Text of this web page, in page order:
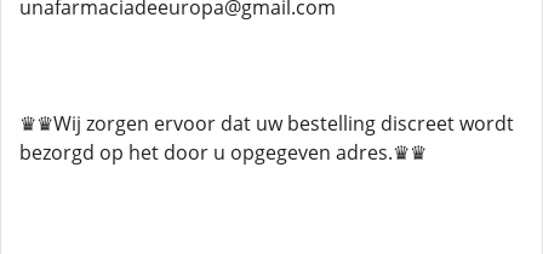
unafarmaciadeeuropa@gmail.com
♛♛Wij zorgen ervoor dat uw bestelling discreet wordt
bezorgd op het door u opgegeven adres.♛♛